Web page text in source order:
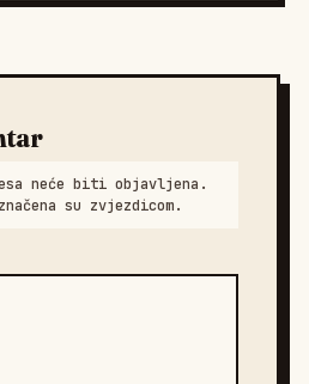
neće biti objavljena.
su zvjezdicom.